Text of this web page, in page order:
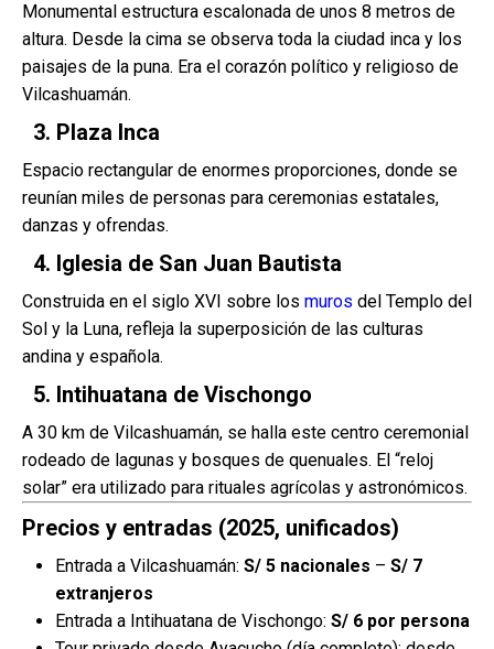
Monumental estructura escalonada de unos 8 metros de
altura. Desde la cima se observa toda la ciudad inca y los
paisajes de la puna. Era el corazón político y religioso de
Vilcashuamán.
3. Plaza Inca
Espacio rectangular de enormes proporciones, donde se
reunían miles de personas para ceremonias estatales,
danzas y ofrendas.
4. Iglesia de San Juan Bautista
Construida en el siglo XVI sobre los muros del Templo del
Sol y la Luna, refleja la superposición de las culturas
andina y española.
5. Intihuatana de Vischongo
A 30 km de Vilcashuamán, se halla este centro ceremonial
rodeado de lagunas y bosques de quenuales. El “reloj
solar” era utilizado para rituales agrícolas y astronómicos.
Precios y entradas (2025, unificados)
Entrada a Vilcashuamán: S/ 5 nacionales – S/ 7
extranjeros
Entrada a Intihuatana de Vischongo: S/ 6 por persona